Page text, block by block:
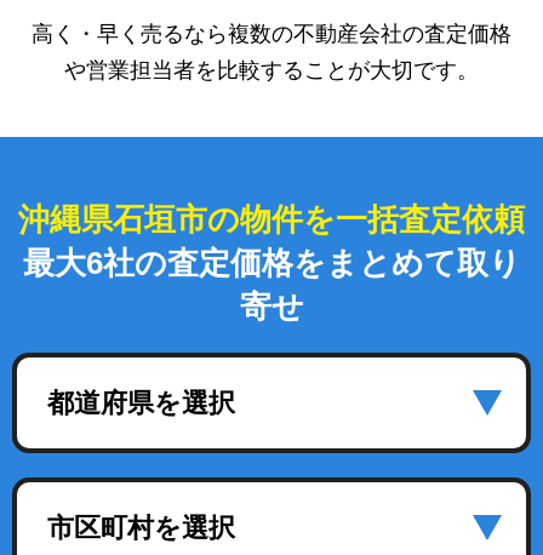
高く・早く売るなら複数の不動産会社の査定価格
や営業担当者を比較することが大切です。
沖縄県石垣市の物件を一括査定依頼
最大6社の査定価格をまとめて取り
寄せ
都道府県を選択
市区町村を選択